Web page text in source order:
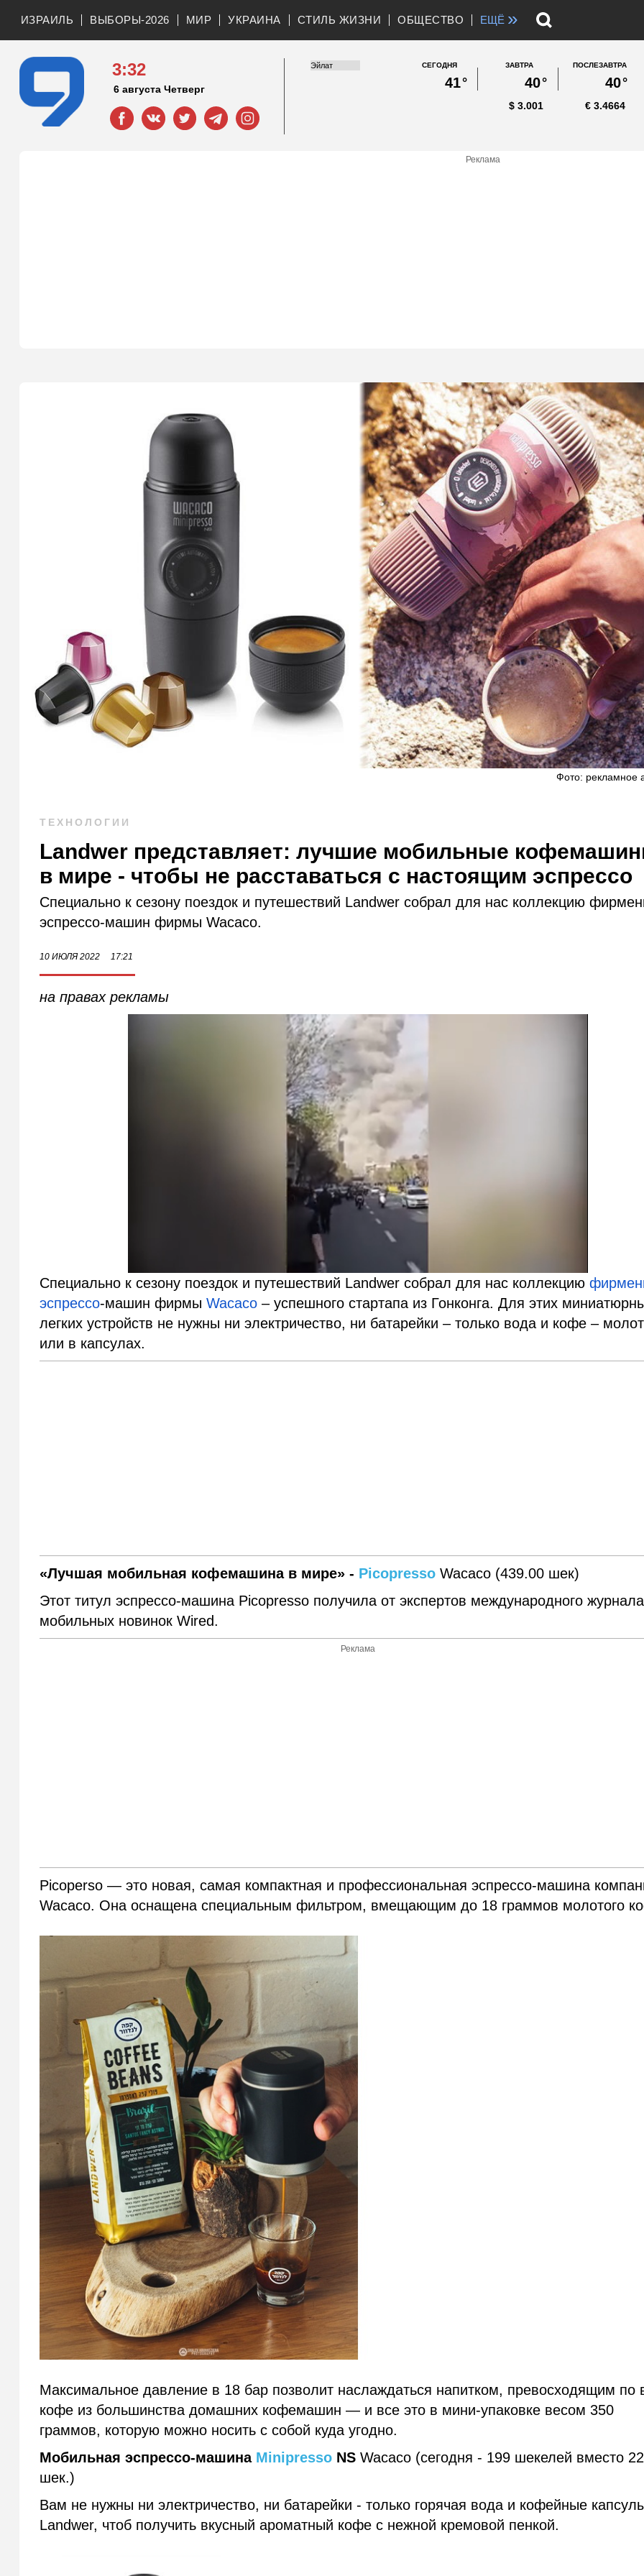
ИЗРАИЛЬ ВЫБОРЫ-2026 МИР УКРАИНА СТИЛЬ ЖИЗНИ ОБЩЕСТВО ЕЩЁ »
3:32
6 августа Четверг
СЕГОДНЯ
41°
ЗАВТРА
40°
ПОСЛЕЗАВТРА
40°
3.001
$ 3.4664
€
Реклама
Фото: рекламное
ТЕХНОЛОГИИ
Landwer представляет: лучшие мобильные
в мире - чтобы не расставаться с настоящим эспрессо
Специально к сезону поездок и путешествий Landwer собрал для нас коллекцию
эспрессо-машин фирмы Wacaco.
10 ИЮЛЯ 2022 17:21
на правах рекламы
Специально к сезону поездок и путешествий Landwer собрал для нас коллекцию
эспрессо-машин фирмыWacaco– успешного стартапа из Гонконга. Для этих
легких устройств не нужны ни электричество, ни батарейки – только вода и кофе –
или в капсулах.
«Лучшая мобильная кофемашина в мире» - Picopresso Wacaco (439.00 шек)
Этот титул эспрессо-машина Picopresso получила от экспертов международного журнала
мобильных новинок Wired.
Реклама
Picoperso — это новая, самая компактная и профессиональная эспрессо-машина
Wacaco. Она оснащена специальным фильтром, вмещающим до 18 граммов молотого
Максимальное давление в 18 бар позволит наслаждаться напитком, превосходящим по
кофе из большинства домашних кофемашин — и все это в мини-упаковке весом 350
граммов, которую можно носить с собой куда угодно.
Мобильная эспрессо-машина Minipresso NS Wacaco (сегодня - 199 шекелей вместо
шек.)
Вам не нужны ни электричество, ни батарейки - только горячая вода и кофейные
Landwer, чтоб получить вкусный ароматный кофе с нежной кремовой пенкой.